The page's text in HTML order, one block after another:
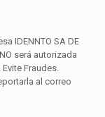
IDENNTO SA DE
será autorizada
Fraudes.
al correo